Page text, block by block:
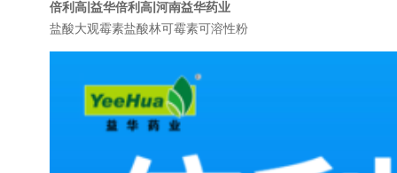
倍利高|益华倍利高|河南益华药业
盐酸大观霉素盐酸林可霉素可溶性粉